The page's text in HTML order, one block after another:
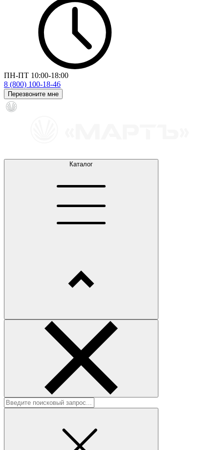
ПН-ПТ 10:00-18:00
8 (800) 100-18-46
Перезвоните мне
Каталог